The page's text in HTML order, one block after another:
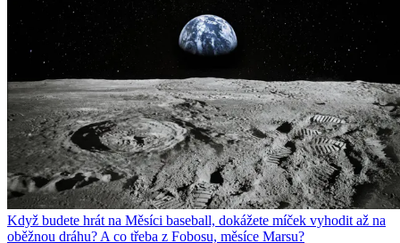
Když budete hrát na Měsíci baseball, dokážete míček vyhodit až na
oběžnou dráhu? A co třeba z Fobosu, měsíce Marsu?